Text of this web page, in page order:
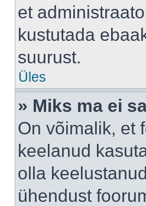
et
kustutada
suurust.
Üles
» Miks ma ei
On võimalik, et
keelanud
olla
ühendust